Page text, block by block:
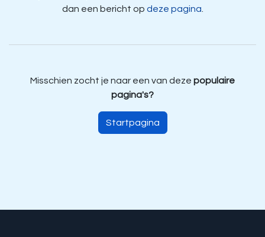
dan een bericht op deze pagina
Misschien zocht je naar een van deze populaire
pagina's?
Startpagina